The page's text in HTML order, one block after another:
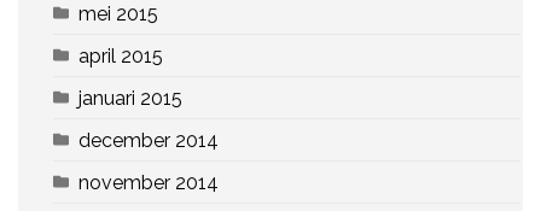
mei 2015
april 2015
januari 2015
december 2014
november 2014